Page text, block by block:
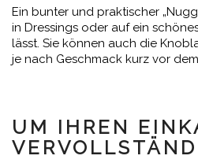
Ein bunter und praktischer
in Dressings oder auf ein
lässt. Sie können auch die
je nach Geschmack kurz vor
UM IHREN